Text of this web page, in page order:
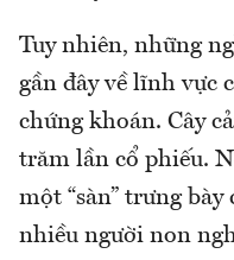
Tuy nhiên, những
gần đây về lĩnh vực
chứng khoán. Cây
trăm lần cổ phiếu.
một “sàn” trưng
nhiều người non